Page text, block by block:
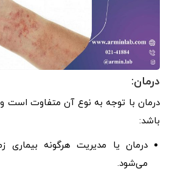
درمان:
درمان با توجه به نوع آن متفاوت است و
باشد:
درمان یا مدیریت هرگونه بیماری
می‌شود.